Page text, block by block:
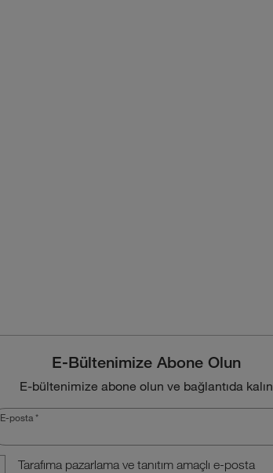
E-Bültenimize Abone Olun
E-bültenimize abone olun ve bağlantıda kalın
E-posta *
Tarafıma pazarlama ve tanıtım amaçlı e-posta